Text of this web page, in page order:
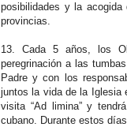
posibilidades y la
provincias.
13. Cada 5 años, los
peregrinación a las
Padre y con los
juntos la vida de la Iglesia
visita “Ad limina” y
cubano. Durante estos